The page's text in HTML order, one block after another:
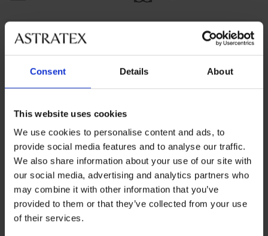
Consent Details About
This website uses cookies
We use cookies to personalise content and ads, to
provide social media features and to analyse our traffic.
We also share information about your use of our site with
our social media, advertising and analytics partners who
may combine it with other information that you’ve
provided to them or that they’ve collected from your use
of their services.
Ügyfélszolgálat
Munkanapokon 8:00 - 16:00 óra között
06 1 765 4767
Hírlevél